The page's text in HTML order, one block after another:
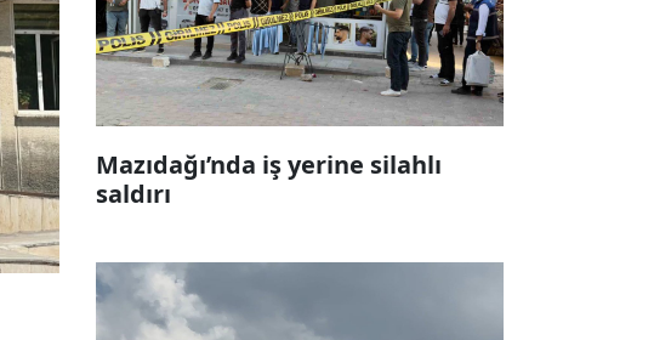
Mazıdağı’nda iş yerine silahlı
saldırı